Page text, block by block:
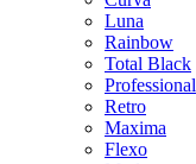
Luna
Rainbow
Total Black
Professional
Retro
Maxima
Flexo